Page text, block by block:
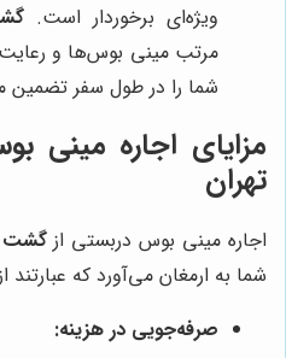
ویژه‌ای برخوردار است.
مرتب مینی بوس‌ها و
شما را در طول سفر تضمین
مزایای اجاره مینی
تهران
اجاره مینی بوس دربستی ازگشت
شما به ارمغان می‌آورد که عبارتند
صرفه‌جویی در هزینه: